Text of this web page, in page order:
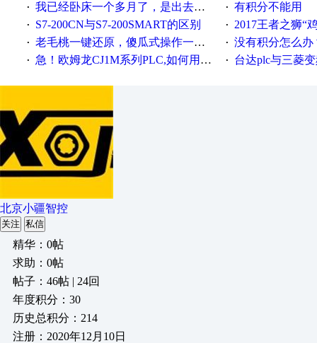
· 我已经卧床一个多月了，是出去安装机械手在高速遭遇车祸所致:大家工作都要特别注意啊 · 有积分不能用
· S7-200CN与S7-200SMART的区别 · 2017王者之狮“鸡”情签到
· 老毛桃一键还原，傻瓜式操作一键轻松备份还原；程序为向导式安装，一键即可实现自动备份或还原系统。 · 没有积分怎么办
· 急！欧姆龙CJ1M系列PLC,如何用时间控制变频器。要求时间在组态王中可以自由输入！拜托各位大神了！ · 台达plc与三菱
北京小疆智控
关注 私信
精华：0帖
求助：0帖
帖子：46帖 | 24回
年度积分：30
历史总积分：214
注册：2020年12月10日